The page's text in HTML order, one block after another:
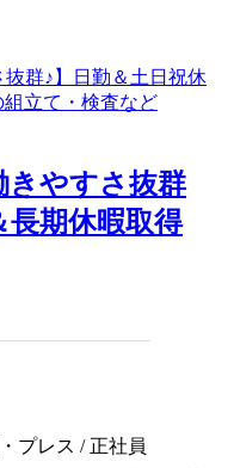
きやすさ抜群
長期休暇取得
プレス / 正社員